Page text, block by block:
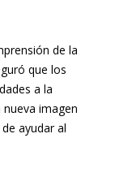
de la
que los
a la
imagen
ayudar al